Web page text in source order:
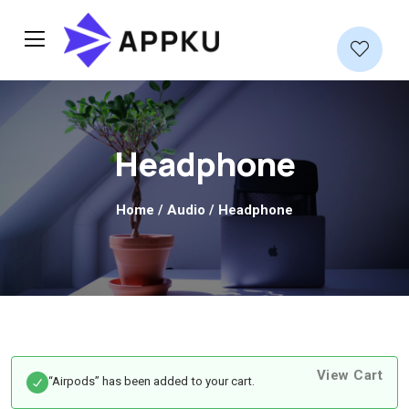
Headphone
Home / Audio / Headphone
View Cart
“Airpods” has been added to your cart.